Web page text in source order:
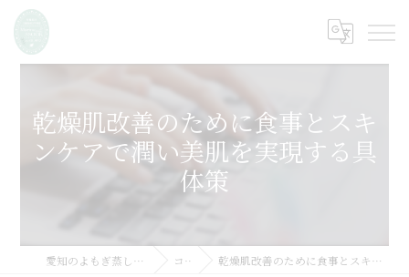
乾燥肌改善のために食事とスキ
ンケアで潤い美肌を実現する具
体策
愛知のよもぎ蒸しならMarine SSOOK コラム 乾燥肌改善のために食事とスキンケアで潤い美肌を実現する具体策